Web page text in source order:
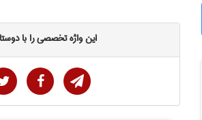
این واژه تخصصی را با